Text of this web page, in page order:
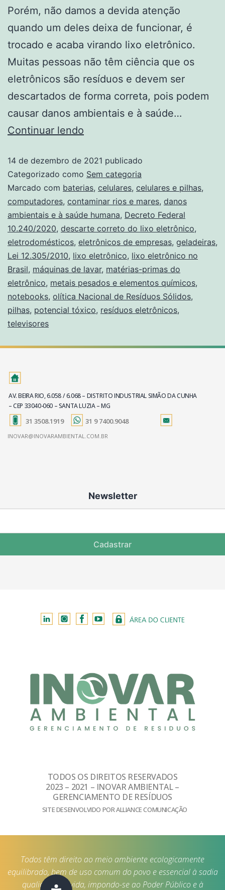
Porém, não damos a devida atenção
quando um deles deixa de funcionar, é
trocado e acaba virando lixo eletrônico.
Muitas pessoas não têm ciência que os
eletrônicos são resíduos e devem ser
descartados de forma correta, pois podem
causar danos ambientais e à saúde…
Continuar lendo
14 de dezembro de 2021 publicado
Categorizado como Sem categoria
Marcado com baterias, celulares, celulares e pilhas,
computadores, contaminar rios e mares, danos
ambientais e à saúde humana, Decreto Federal
10.240/2020, descarte correto do lixo eletrônico,
eletrodomésticos, eletrônicos de empresas, geladeiras,
Lei 12.305/2010, lixo eletrônico, lixo eletrônico no
Brasil, máquinas de lavar, matérias-primas do
eletrônico, metais pesados e elementos químicos,
notebooks, olítica Nacional de Resíduos Sólidos,
pilhas, potencial tóxico, resíduos eletrônicos,
televisores
AV. BEIRA RIO, 6.058 / 6.068 – DISTRITO INDUSTRIAL SIMÃO DA CUNHA
– CEP 33040-060 – SANTA LUZIA – MG
31 3508.1919 31 9 7400.9048
INOVAR@INOVARAMBIENTAL.COM.BR
Newsletter
Cadastrar
TODOS OS DIREITOS RESERVADOS
2023 – 2021 – INOVAR AMBIENTAL –
GERENCIAMENTO DE RESÍDUOS
SITE DESENVOLVIDO POR ALLIANCE COMUNICAÇÃO
Todos têm direito ao meio ambiente ecologicamente
equilibrado, bem de uso comum do povo e essencial à sadia
qualidade de vida, impondo-se ao Poder Público e à